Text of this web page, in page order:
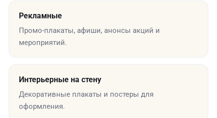
Рекламные
Промо-плакаты, афиши, анонсы акций и
мероприятий.
Интерьерные на стену
Декоративные плакаты и постеры для
оформления.